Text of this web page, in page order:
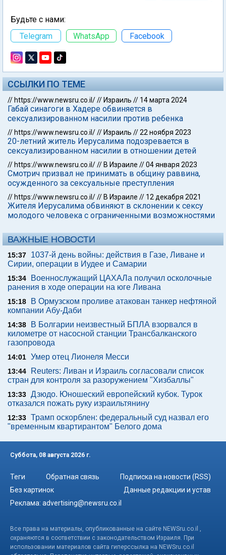
Будьте с нами:
Telegram
WhatsApp Facebook
ССЫЛКИ ПО ТЕМЕ
// https://www.newsru.co.il/// Израиль // 14 марта 2024
Габай синагоги в Хадере обвиняется в
сексуализированном насилии против ребенка
// https://www.newsru.co.il/// Израиль //22 ноября 2023
20-летний житель Иерусалима подозревается в
сексуализированном насилии в отношении детей
// https://www.newsru.co.il/// В Израиле //04 января 2023
Смотрич призвал не принимать в общину раввина,
осужденного за сексуальные преступления
// https://www.newsru.co.il/// В Израиле // 12 декабря 2021
Жителя Иерусалима обвиняют в склонении к сексу
молодого человека с ограниченными возможностями
ВАЖНЫЕ НОВОСТИ
15:37
1037-й день войны: действия в Газе, Ливане и
Сирии, операции в Иудее и Самарии
15:34
Военнослужащий ЦАХАЛа получил осколочные
ранения в ходе операции на юге Ливана
15:18
В Ормузском проливе атакован танкер нефтяной
компании Абу-Даби
14:38
В Болгарии неизвестный БПЛА взорвался в
километре от насосной станции Трансбалканского
газопровода
14:01 Умер отец Лионеля Месси
13:44
Reuters: Ливан и Израиль согласовали список
стран для контроля за разоружением "Хизбаллы"
13:33 Дзюдо. Юношеский европейский кубок. Турок
отказался пожать руку израильтянину
12:33 Трамп оскорблен: федеральный суд назвал его
"временным квартирантом" Белого дома
Суббота, 08 августа 2026 г.
Теги Обратная связь
Подписка на новости (RSS)
Без картинок
Данные редакции и устав
Реклама: advertising@newsru.co.il
Все права на материалы, опубликованные на сайте NEWSru.co.il ,
охраняются в соответствии с законодательством Израиля. При
использовании материалов сайта гиперссылка на NEWSru.co.il